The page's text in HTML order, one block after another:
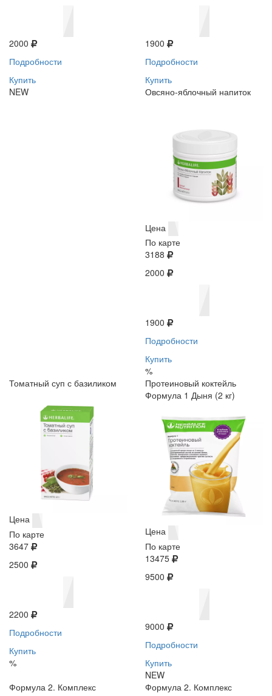
2000
Подробности
Купить
NEW
1900
Подробности
Купить
Овсяно-яблочный напиток
Цена
По карте
3188
2000
1900
Подробности
Купить
%
Томатный суп с базиликом
Цена
По карте
3647
2500
2200
Подробности
Купить
%
Протеиновый коктейль
Формула 1 Дыня (2 кг)
Цена
По карте
13475
9500
9000
Подробности
Купить
NEW
Формула 2. Комплекс
Формула 2. Комплекс